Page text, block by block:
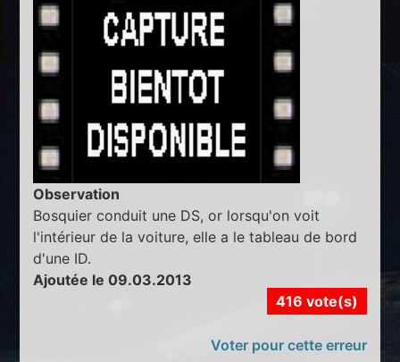
Observation
Bosquier conduit une DS, or lorsqu'on voit
l'intérieur de la voiture, elle a le tableau de bord
d'une ID.
Ajoutée le 09.03.2013
416 vote(s)
Voter pour cette erreur